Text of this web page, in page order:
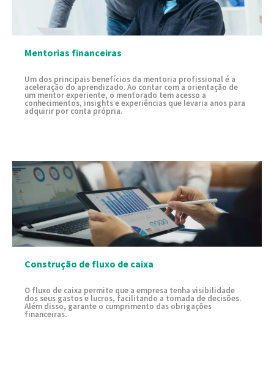
Mentorias financeiras
Um dos principais benefícios da mentoria profissional é a
aceleração do aprendizado. Ao contar com a orientação de
um mentor experiente, o mentorado tem acesso a
conhecimentos, insights e experiências que levaria anos para
adquirir por conta própria.
Construção de fluxo de caixa
O fluxo de caixa permite que a empresa tenha visibilidade
dos seus gastos e lucros, facilitando a tomada de decisões.
Além disso, garante o cumprimento das obrigações
financeiras.